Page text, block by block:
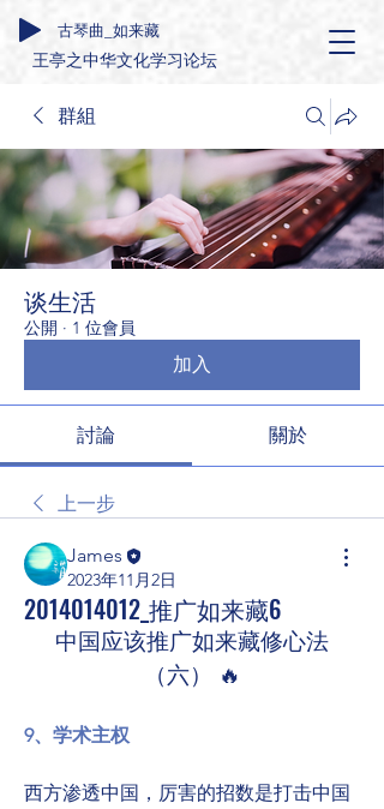
古琴曲_如来藏
王亭之中华文化学习论坛
群組
谈生活
公開 · 1 位會員
加入
討論 關於
上一步
James
2023年11月2日
2014014012_推广如来藏6
中国应该推广如来藏修心法
（六） 🔥
9、学术主权
西方渗透中国，厉害的招数是打击中国